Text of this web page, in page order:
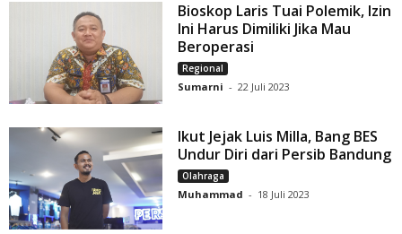
Bioskop Laris Tuai Polemik, Izin
Ini Harus Dimiliki Jika Mau
Beroperasi
Regional
Sumarni - 22 Juli 2023
Ikut Jejak Luis Milla, Bang BES
Undur Diri dari Persib Bandung
Olahraga
Muhammad - 18 Juli 2023